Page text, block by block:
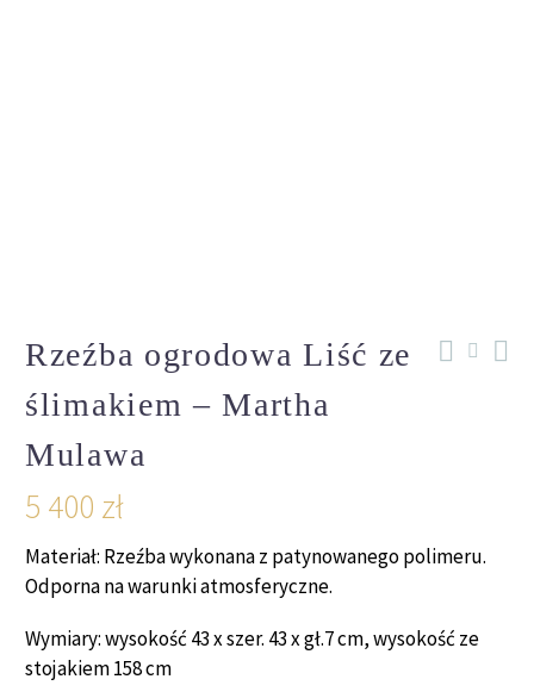
Rzeźba ogrodowa Liść ze
ślimakiem – Martha
Mulawa
5 400 zł
Materiał: Rzeźba wykonana z patynowanego polimeru.
Odporna na warunki atmosferyczne.
Wymiary:wysokość 43 x szer. 43 x gł.7 cm, wysokość ze
stojakiem 158 cm